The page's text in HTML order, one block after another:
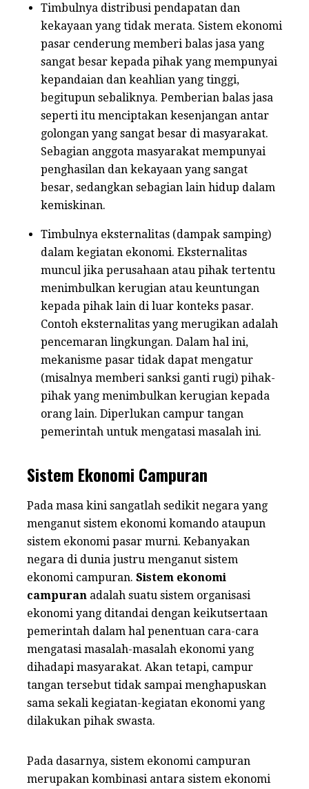
Timbulnya distribusi pendapatan dan
kekayaan yang tidak merata. Sistem ekonomi
pasar cenderung memberi balas jasa yang
sangat besar kepada pihak yang mempunyai
kepandaian dan keahlian yang tinggi,
begitupun sebaliknya. Pemberian balas jasa
seperti itu menciptakan kesenjangan antar
golongan yang sangat besar di masyarakat.
Sebagian anggota masyarakat mempunyai
penghasilan dan kekayaan yang sangat
besar, sedangkan sebagian lain hidup dalam
kemiskinan.
Timbulnya eksternalitas (dampak samping)
dalam kegiatan ekonomi. Eksternalitas
muncul jika perusahaan atau pihak tertentu
menimbulkan kerugian atau keuntungan
kepada pihak lain di luar konteks pasar.
Contoh eksternalitas yang merugikan adalah
pencemaran lingkungan. Dalam hal ini,
mekanisme pasar tidak dapat mengatur
(misalnya memberi sanksi ganti rugi) pihak-
pihak yang menimbulkan kerugian kepada
orang lain. Diperlukan campur tangan
pemerintah untuk mengatasi masalah ini.
Sistem Ekonomi Campuran
Pada masa kini sangatlah sedikit negara yang
menganut sistem ekonomi komando ataupun
sistem ekonomi pasar murni. Kebanyakan
negara di dunia justru menganut sistem
ekonomi campuran. Sistem ekonomi
campuran adalah suatu sistem organisasi
ekonomi yang ditandai dengan keikutsertaan
pemerintah dalam hal penentuan cara-cara
mengatasi masalah-masalah ekonomi yang
dihadapi masyarakat. Akan tetapi, campur
tangan tersebut tidak sampai menghapuskan
sama sekali kegiatan-kegiatan ekonomi yang
dilakukan pihak swasta.
Pada dasarnya, sistem ekonomi campuran
merupakan kombinasi antara sistem ekonomi